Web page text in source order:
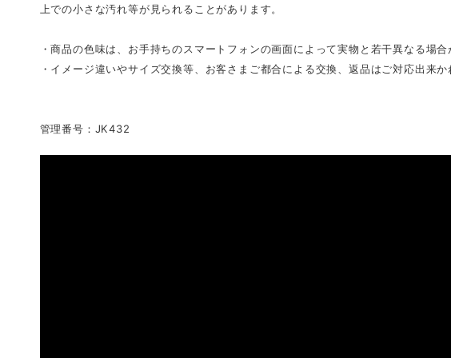
上での小さな汚れ等が見られることがあります。
・商品の色味は、お手持ちのスマートフォンの画面によって実物と若干異なる場合
・イメージ違いやサイズ交換等、お客さまご都合による交換、返品はご対応出来か
管理番号：JK432